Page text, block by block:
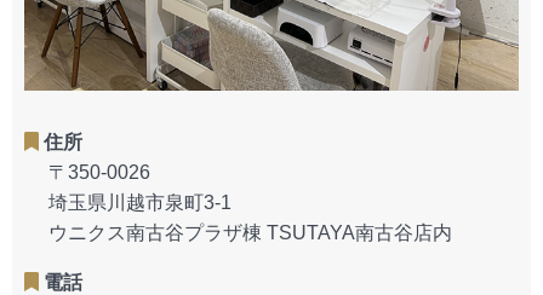
住所
〒350-0026
埼玉県川越市泉町3-1
ウニクス南古谷プラザ棟 TSUTAYA南古谷店内
電話